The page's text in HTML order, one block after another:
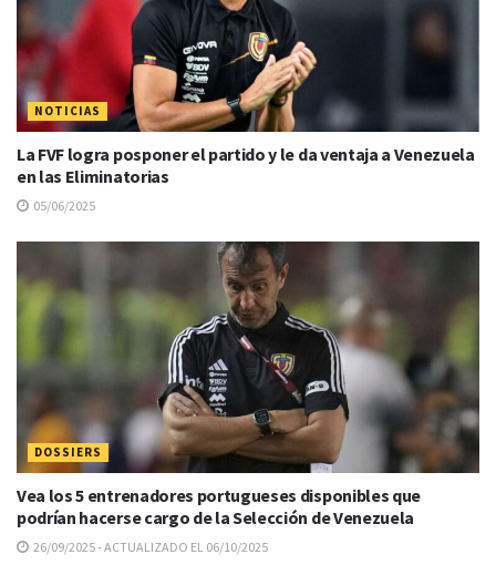
NOTICIAS
La FVF logra posponer el partido y le da ventaja a Venezuela
en las Eliminatorias
05/06/2025
DOSSIERS
Vea los 5 entrenadores portugueses disponibles que
podrían hacerse cargo de la Selección de Venezuela
26/09/2025 - ACTUALIZADO EL 06/10/2025